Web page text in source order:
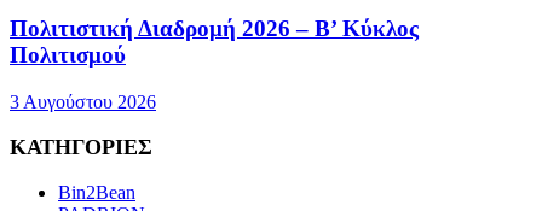
Πολιτιστική Διαδρομή 2026 – Β’ Κύκλος
Πολιτισμού
3 Αυγούστου 2026
ΚΑΤΗΓΟΡΙΕΣ
Bin2Bean